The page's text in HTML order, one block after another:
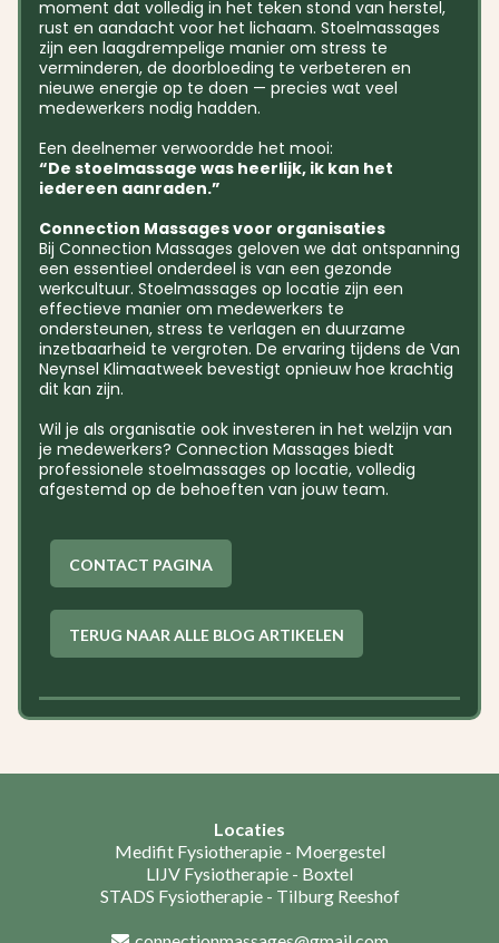
moment dat volledig in het teken stond van herstel,
rust en aandacht voor het lichaam. Stoelmassages
zijn een laagdrempelige manier om stress te
verminderen, de doorbloeding te verbeteren en
nieuwe energie op te doen — precies wat veel
medewerkers nodig hadden.
Een deelnemer verwoordde het mooi:
“De stoelmassage was heerlijk, ik kan het
iedereen aanraden.”
Connection Massages voor organisaties
Bij Connection Massages geloven we dat ontspanning
een essentieel onderdeel is van een gezonde
werkcultuur. Stoelmassages op locatie zijn een
effectieve manier om medewerkers te
ondersteunen, stress te verlagen en duurzame
inzetbaarheid te vergroten. De ervaring tijdens de Van
Neynsel Klimaatweek bevestigt opnieuw hoe krachtig
dit kan zijn.
Wil je als organisatie ook investeren in het welzijn van
je medewerkers? Connection Massages biedt
professionele stoelmassages op locatie, volledig
afgestemd op de behoeften van jouw team.
CONTACT PAGINA
TERUG NAAR ALLE BLOG ARTIKELEN
Locaties
Medifit Fysiotherapie - Moergestel
LIJV Fysiotherapie - Boxtel
STADS Fysiotherapie - Tilburg Reeshof